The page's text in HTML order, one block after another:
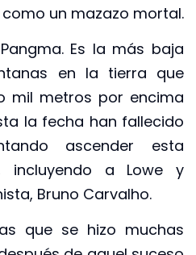
un mazazo mortal.
Es la más baja
en la tierra que
mil metros por encima
la fecha han fallecido
ascender esta
incluyendo a Lowe y
Bruno Carvalho.
que se hizo muchas